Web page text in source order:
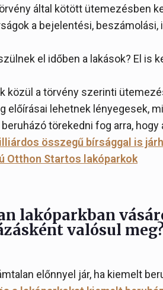
által kötött ütemezésben
a bejelentési,
el időben a lakások? El is
közül a törvény szerinti
lehetnek lényegesek,
törekedni fog arra, hogy
összegű bírsággal is
Otthon Startos lakóparkok
lakóparkban
valósul
előnnyel jár, ha kiemelt